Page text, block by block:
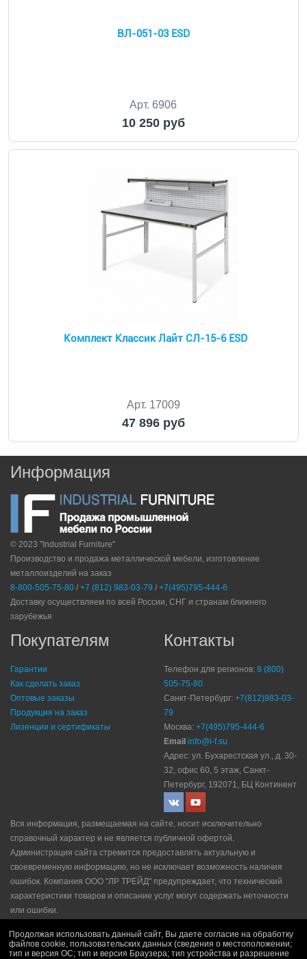
ВЛ-051-03 ESD
Арт. 6906
10 250 руб
Комплект Классик Лайт СЛ-15-6 ESD
Арт. 17009
47 896 руб
Информация
© 2023 "Industrial Furniture"
Производство и продажа металлической мебели, изготовление
металлоизделий на заказ
8-800-505-75-80 / +7 (812) 983-03-79 / +7(495)795-444-6
Доставку осуществляем по всей России, СНГ и странам ближнего
зарубежья
Покупателям
Гарантии
Как сделать заказ
Оптовые заказы
Продукция на заказ
Лизенции и сертификаты
Контакты
Телефон для регионов: 8 (800)
505-75-80
Санкт-Петербург: +7(812)983-03-
79
Москва: +7(495)795-444-6
Email info@i-f.su
Адрес: ул. Бухарестская ул., д. 30-
32, офис 60, 5 этаж, Санкт-
Петербург, 192071, БЦ Континент
Вся информация, размещаемая на сайте, носит исключительно
справочный характер и не является публичной офертой.
Администрация сайта стремится предоставлять актуальную и
своевременную информацию, но не исключает возможность наличия
ошибок. Компания ООО "ЛР ТРЕЙД" прeдупрeждaeт, что технический
характеристики товаров и описание услуг могут содержать неточности
или ошибки.
Политика рекламной рассылки|Правила продажи
Продолжая использовать данный сайт, Вы даете согласие на обработку
файлов cookie, пользовательских данных (сведения о местоположении;
тип и версия ОС; тип и версия Браузера; тип устройства и разрешение